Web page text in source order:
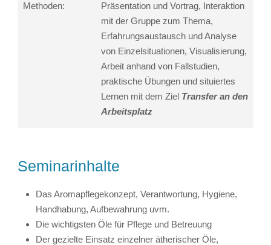
Methoden:
Präsentation und Vortrag, Interaktion
mit der Gruppe zum Thema,
Erfahrungsaustausch und Analyse
von Einzelsituationen, Visualisierung,
Arbeit anhand von Fallstudien,
praktische Übungen und situiertes
Lernen mit dem Ziel Transfer an den
Arbeitsplatz
Seminarinhalte
Das Aromapflegekonzept, Verantwortung, Hygiene,
Handhabung, Aufbewahrung uvm.
Die wichtigsten Öle für Pflege und Betreuung
Der gezielte Einsatz einzelner ätherischer Öle,